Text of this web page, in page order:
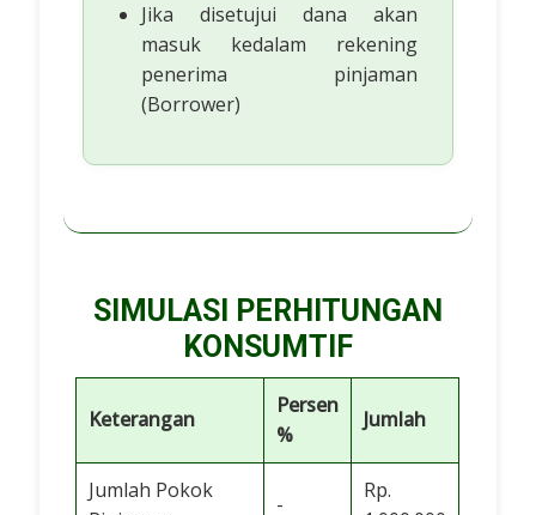
Jika disetujui dana akan
masuk kedalam rekening
penerima pinjaman
(Borrower)
SIMULASI PERHITUNGAN
KONSUMTIF
Keterangan
Persen
%
Jumlah
Jumlah Pokok
-
Rp.